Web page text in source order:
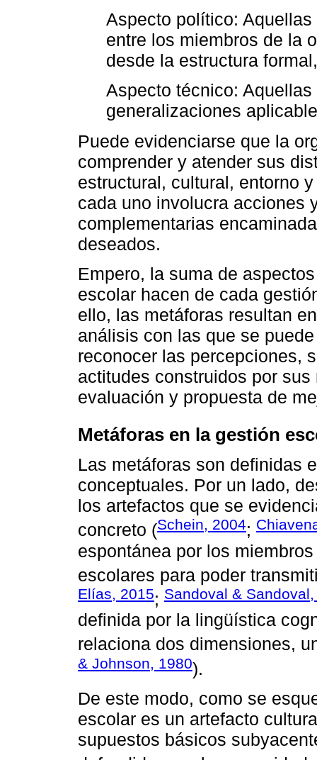
Aspecto político:
entre los miembros de la
desde la estructura
Aspecto técnico:
generalizaciones
Puede evidenciarse que la
comprender y atender sus
estructural, cultural, entorno
cada uno involucra acciones
complementarias
deseados.
Empero, la suma de
escolar hacen de cada
ello, las metáforas resultan
análisis con las que se
reconocer las percepciones,
actitudes construidos por
evaluación y propuesta de
Metáforas en la gestión
Las metáforas son definidas
conceptuales. Por un lado,
los artefactos que se
concreto (Schein, 2004;
espontánea por los
escolares para poder
Elías, 2015; Sandoval &
definida por la lingüística
relaciona dos dimensiones,
& Johnson, 1980).
De este modo, como se
escolar es un artefacto
supuestos básicos